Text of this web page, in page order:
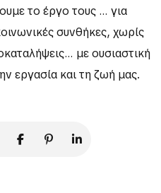
το έργο τους … για
συνθήκες, χωρίς
με ουσιαστική
εργασία και τη ζωή μας.